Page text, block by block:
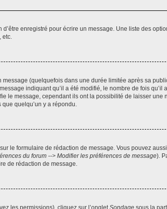
enregistré pour écrire un message. Une liste des
etc.
(quelquefois dans une durée limitée après sa
indiquant qu’il a été modifié, le nombre de fois qu’il
le message, cependant ils ont la possibilité de laisser une
quelqu’un y a répondu.
sur le formulaire de rédaction de message. Vous pouvez
du forum --> Modifier les préférences de message).
de rédaction de message.
les permissions), cliquez sur l’onglet Sondage sous la